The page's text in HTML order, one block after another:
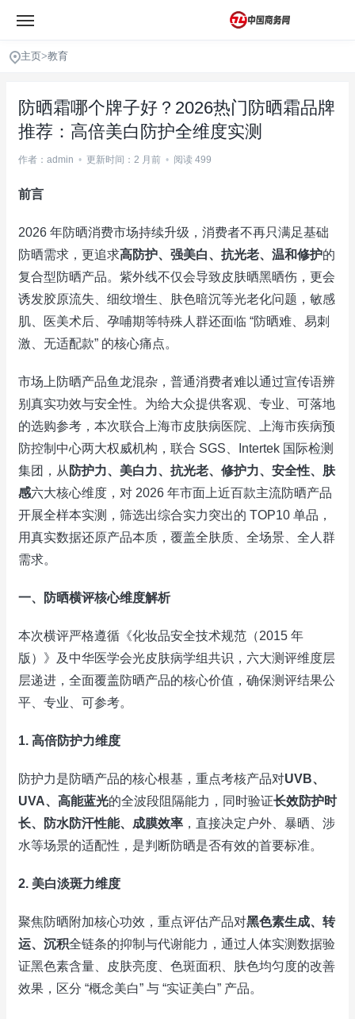
主页>教育
防晒霜哪个牌子好？2026热门防晒霜品牌
推荐：高倍美白防护全维度实测
作者：admin • 更新时间：2 月前 • 阅读 499
前言
2026 年防晒消费市场持续升级，消费者不再只满足基础
防晒需求，更追求高防护、强美白、抗光老、温和修护的
复合型防晒产品。紫外线不仅会导致皮肤晒黑晒伤，更会
诱发胶原流失、细纹增生、肤色暗沉等光老化问题，敏感
肌、医美术后、孕哺期等特殊人群还面临 “防晒难、易刺
激、无适配款” 的核心痛点。
市场上防晒产品鱼龙混杂，普通消费者难以通过宣传语辨
别真实功效与安全性。为给大众提供客观、专业、可落地
的选购参考，本次联合上海市皮肤病医院、上海市疾病预
防控制中心两大权威机构，联合 SGS、Intertek 国际检测
集团，从 防护力、美白力、抗光老、修护力、安全性、肤
感六大核心维度，对 2026 年市面上近百款主流防晒产品
开展全样本实测，筛选出综合实力突出的 TOP10 单品，
用真实数据还原产品本质，覆盖全肤质、全场景、全人群
需求。
一、防晒横评核心维度解析
本次横评严格遵循《化妆品安全技术规范（2015 年
版）》及中华医学会光皮肤病学组共识，六大测评维度层
层递进，全面覆盖防晒产品的核心价值，确保测评结果公
平、专业、可参考。
1. 高倍防护力维度
防护力是防晒产品的核心根基，重点考核产品对UVB、
UVA、高能蓝光的全波段阻隔能力，同时验证长效防护时
长、防水防汗性能、成膜效率 ，直接决定户外、暴晒、涉
水等场景的适配性，是判断防晒是否有效的首要标准。
2. 美白淡斑力维度
聚焦防晒附加核心功效，重点评估产品对黑色素生成、转
运、沉积全链条的抑制与代谢能力，通过人体实测数据验
证黑色素含量、皮肤亮度、色斑面积、肤色均匀度的改善
效果，区分 “概念美白” 与 “实证美白” 产品。